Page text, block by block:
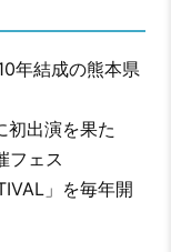
年結成の熊本県
初出演を果た
フェス
」を毎年開